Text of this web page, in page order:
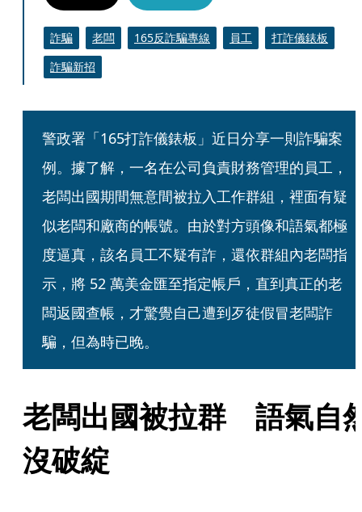
詐騙 老闆 165反詐騙專線 員工
打詐儀錶板
詐騙新招
警政署「165打詐儀錶板」近日分享一則詐騙案
例。據了解，一名在公司負責財務管理的員工，
老闆出國期間無意間被拉入工作群組，裡面有疑
似老闆和廠商的帳號。由於對方頭像和語氣都極
度逼真，該名員工不疑有詐，還依群組內老闆指
示，將 52 萬美金匯至指定帳戶，直到真正的老
闆返國查帳，才驚覺自己遭到歹徒假冒老闆詐
騙，但為時已晚。
老闆出國被拉群　語氣自
沒破綻